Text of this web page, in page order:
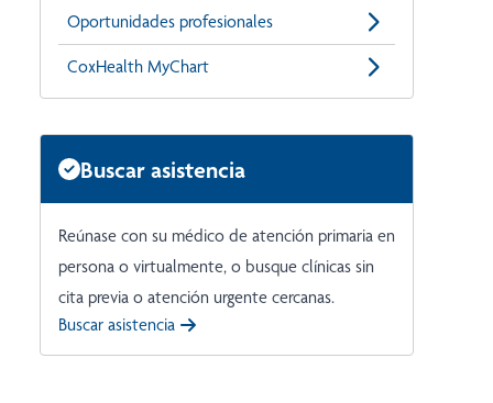
Oportunidades profesionales
CoxHealth MyChart
Buscar asistencia
Reúnase con su médico de atención primaria en
persona o virtualmente, o busque clínicas sin
cita previa o atención urgente cercanas.
Buscar asistencia